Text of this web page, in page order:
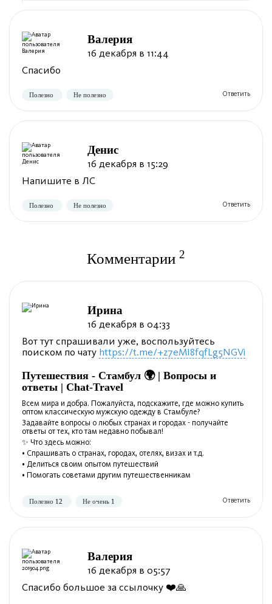
Полезно Не полезно
Полезно Не полезно
Валерия
16 декабря в 11:44
Спасибо
Полезно
Денис
16 декабря в 15:29
Напишите в ЛС
Полезно
Комментарии 2
Ирина
16 декабря в 04:33
Вот тут спрашивали уже, воспользуйтесь
поиском по чату https://t.me/+z7eMI8fqfLg5NGVi
Путешествия - Стамбул 🌍 | Вопросы и
ответы | Chat-Travel
Всем мира и добра. Пожалуйста, подскажите, где можно купить
оптом классическую мужскую одежду в Стамбуле?
Задавайте вопросы о любых странах и городах - получайте
ответы от тех, кто там недавно побывал!
✨ Что здесь можно:
• Спрашивать о странах, городах, отелях, визах и т.д.
• Делиться своим опытом путешествий
• Помогать советами другим путешественникам
Валерия
16 декабря в 05:57
Спасибо большое за ссылочку ❤️🙏